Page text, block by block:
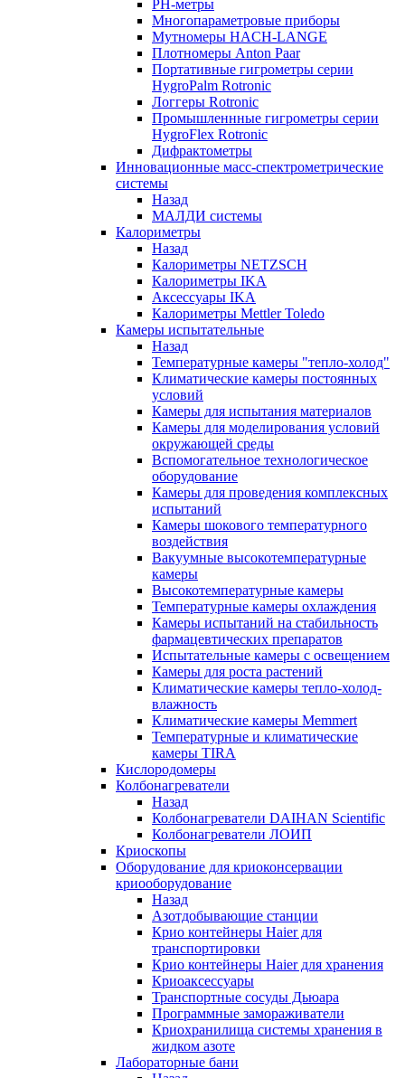
РH-метры
Многопараметровые приборы
Мутномеры HACH-LANGE
Плотномеры Anton Paar
Портативные гигрометры серии
HygroPalm Rotronic
Логгеры Rotronic
Промышленнные гигрометры серии
HygroFlex Rotronic
Дифрактометры
Инновационные масс-спектрометрические
системы
Назад
МАЛДИ системы
Калориметры
Назад
Калориметры NETZSCH
Калориметры IKA
Аксессуары IKA
Калориметры Mettler Toledo
Камеры испытательные
Назад
Температурные камеры "тепло-холод"
Климатические камеры постоянных
условий
Камеры для испытания материалов
Камеры для моделирования условий
окружающей среды
Вспомогательное технологическое
оборудование
Камеры для проведения комплексных
испытаний
Камеры шокового температурного
воздействия
Вакуумные высокотемпературные
камеры
Высокотемпературные камеры
Температурные камеры охлаждения
Камеры испытаний на стабильность
фармацевтических препаратов
Испытательные камеры с освещением
Камеры для роста растений
Климатические камеры тепло-холод-
влажность
Климатические камеры Memmert
Температурные и климатические
камеры TIRA
Кислородомеры
Колбонагреватели
Назад
Колбонагреватели DAIHAN Scientific
Колбонагреватели ЛОИП
Криоскопы
Оборудование для криоконсервации
криооборудование
Назад
Азотдобывающие станции
Крио контейнеры Haier для
транспортировки
Крио контейнеры Haier для хранения
Криоаксессуары
Транспортные сосуды Дьюара
Программные замораживатели
Криохранилища системы хранения в
жидком азоте
Лабораторные бани